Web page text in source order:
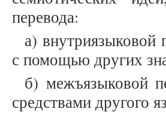
перевода:
а) внутриязыковой
с помощью других
б) межъязыковой
средствами другого